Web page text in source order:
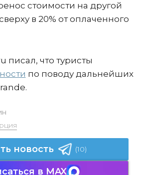
стоимости на другой
в 20% от оплаченного
писал, что туристы
по поводу дальнейших
новость (10)
в MAX